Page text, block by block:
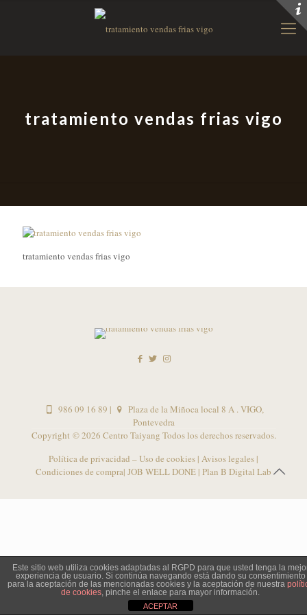
tratamiento vendas frias vigo
tratamiento vendas frias vigo
986 09 16 89 |
Plaza de la Miñoca local 8 A . VIGO,
Pontevedra
Copyright ©2026 Centro Taiyang Todos los derechos reservados.
Política de privacidad – Uso de cookies | Avisos legales |
Condiciones de compra| JOB WELL DONE | Plan B Digital Lab
Este sitio web utiliza cookies adaptadas al RGPD para que usted tenga la
experiencia de usuario. Si continúa navegando está dando su consentimiento
para la aceptación de las mencionadas cookies y la aceptación de nuestra
de cookies, pinche el enlace para mayor información.
ACEPTAR